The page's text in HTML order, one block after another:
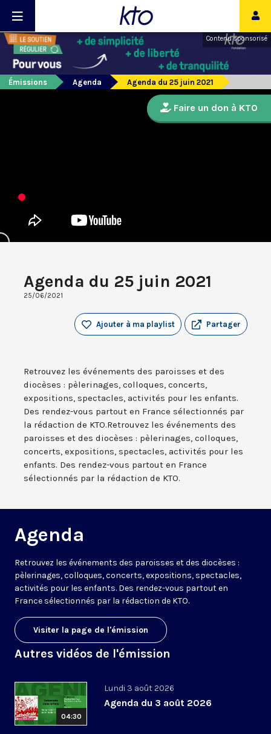
Contenu sponsorisé
Émissions Agenda Agenda du 25 juin 2021
Agenda du 25 juin 2021
25/06/2021
Partager
Ajouter à ma playlist
Retrouvez les événements des paroisses et des
diocèses : pèlerinages, colloques, concerts,
expositions, spectacles, activités pour les enfants.
Des rendez-vous partout en France sélectionnés par
la rédaction de KTO.Retrouvez les événements des
paroisses et des diocèses : pèlerinages, colloques,
concerts, expositions, spectacles, activités pour les
enfants. Des rendez-vous partout en France
sélectionnés par la rédaction de KTO.
Agenda
Retrouvez les événements des paroisses et des diocèses :
pèlerinages, colloques, concerts, expositions, spectacles,
activités pour les enfants. Des rendez-vous partout en
France sélectionnés par la rédaction de KTO.
Visiter la page de l'émission
Autres vidéos de l'émission
04:30
Lundi 3 août 2026
Agenda du 3 août 2026
Faire un don à KTO